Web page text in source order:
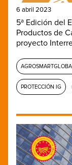
6 abril 2023
5ª Edición del
Productos de
proyecto
PROTECCIÓN IG